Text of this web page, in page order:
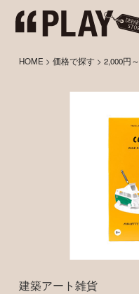
HOME >価格で探す >2,000円～
建築アート雑貨